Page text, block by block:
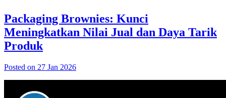
Packaging Brownies: Kunci
Meningkatkan Nilai Jual dan Daya Tarik
Produk
Posted on 27 Jan 2026